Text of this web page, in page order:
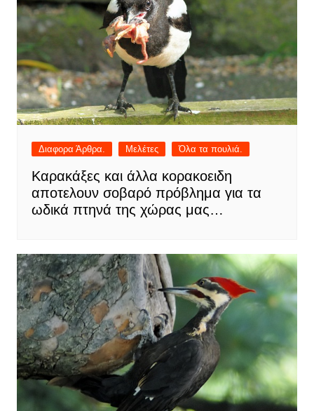
Διαφορα Άρθρα. Μελέτες Όλα τα πουλιά.
Καρακάξες και άλλα κορακοειδη
αποτελουν σοβαρό πρόβλημα για τα
ωδικά πτηνά της χώρας μας…